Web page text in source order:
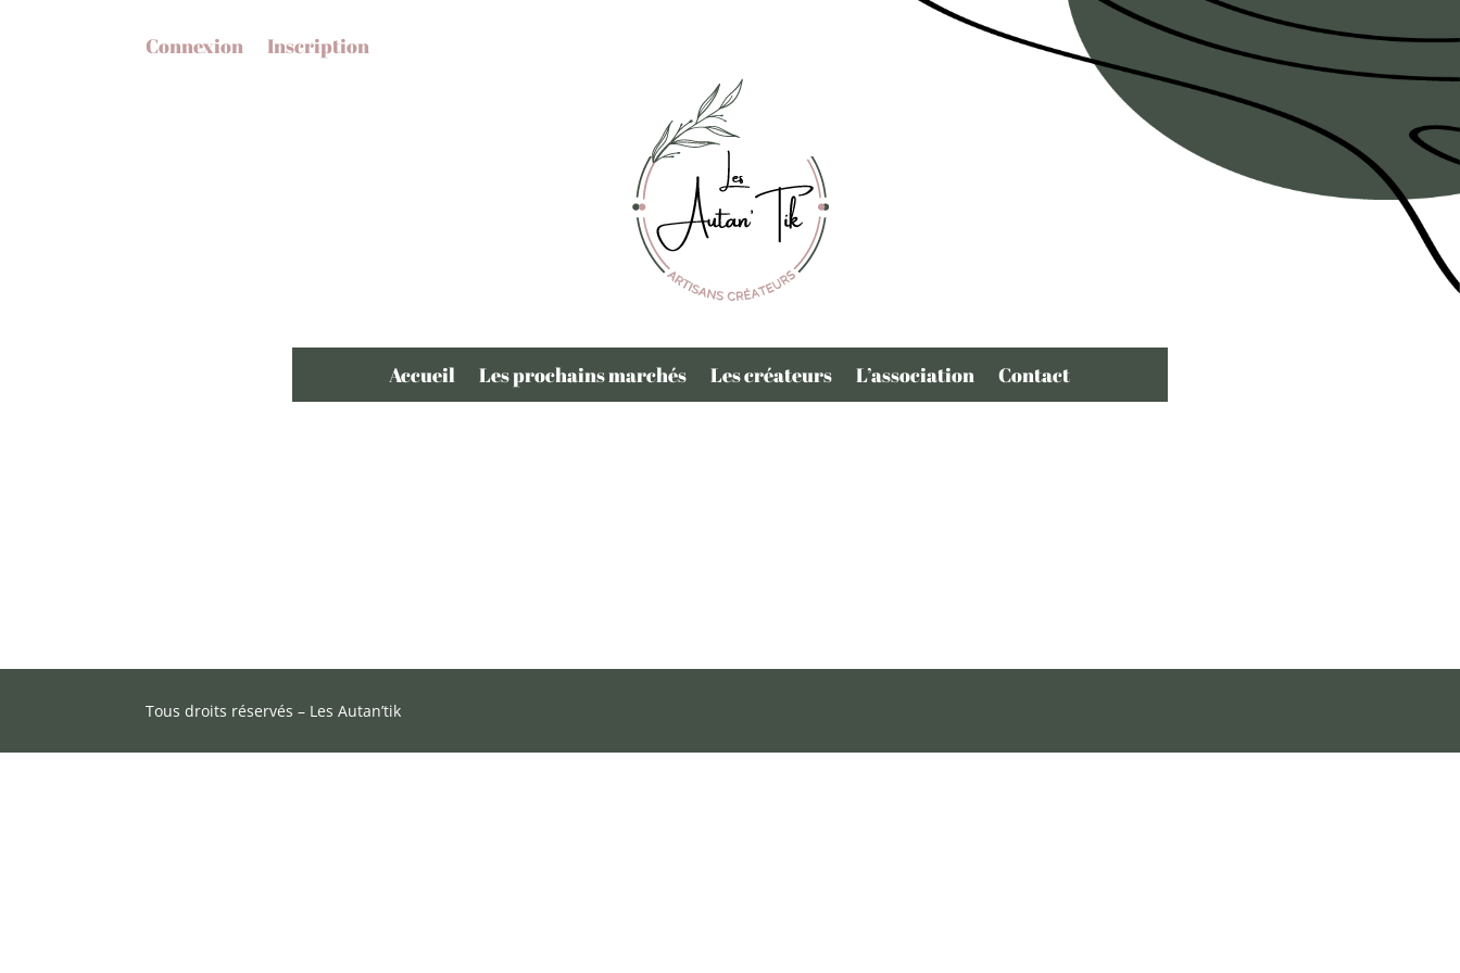
Connexion Inscription
Accueil Les prochains marchés Les créateurs L’association Contact
Tous droits réservés – Les Autan’tik